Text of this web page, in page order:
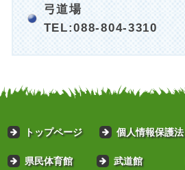
弓道場
TEL:088-804-3310
トップページ 個人情報保護法
県民体育館 武道館